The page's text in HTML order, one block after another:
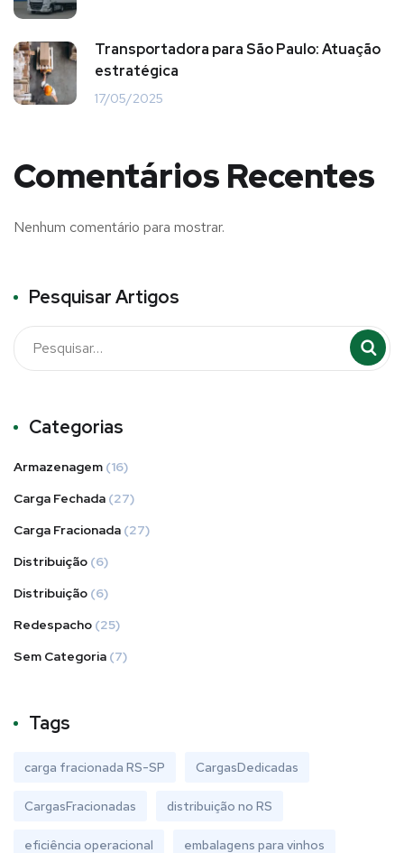
Transportadora para São Paulo: Atuação
estratégica
17/05/2025
Comentários Recentes
Nenhum comentário para mostrar.
Pesquisar Artigos
Categorias
Armazenagem (16)
Carga Fechada (27)
Carga Fracionada (27)
Distribuição (6)
Distribuição (6)
Redespacho (25)
Sem Categoria (7)
Tags
carga fracionada RS-SP CargasDedicadas
CargasFracionadas distribuição no RS
eficiência operacional embalagens para vinhos